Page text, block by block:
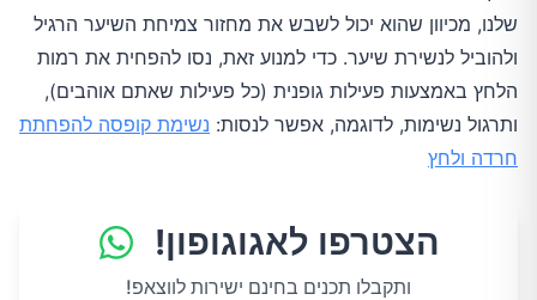
שלנו, מכיוון שהוא יכול לשבש את מחזור צמיחת השיער הרגיל
ולהוביל לנשירת שיער. כדי למנוע זאת, נסו להפחית את רמות
הלחץ באמצעות פעילות גופנית (כל פעילות שאתם אוהבים),
ותרגול נשימות, לדוגמה, אפשר לנסות: נשימת קופסה להפחתת
חרדה ולחץ
הצטרפו לאגוגופון!
ותקבלו תכנים בחינם ישירות לווצאפ!